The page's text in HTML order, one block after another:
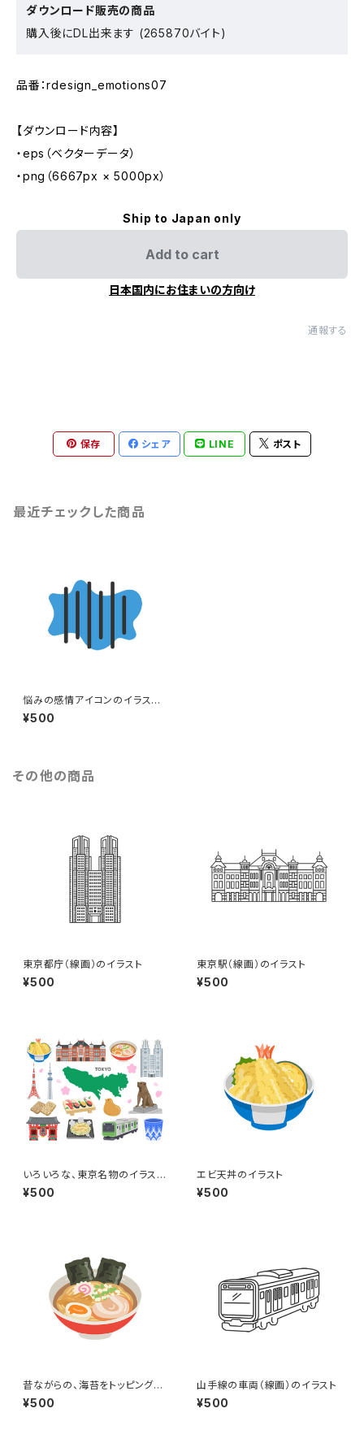
ダウンロード販売の商品
購入後にDL出来ます (265870バイト)
品番：rdesign_emotions07
【ダウンロード内容】
・eps（ベクターデータ）
・png（6667px × 5000px）
Ship to Japan only
Add to cart
日本国内にお住まいの方向け
通報する
保存 シェア LINE ポスト
最近チェックした商品
悩みの感情アイコンのイラスト
（eps+pngデータセット）
¥500
その他の商品
東京都庁（線画）のイラスト
¥500
東京駅（線画）のイラスト
¥500
いろいろな、東京名物のイラスト
セット
¥500
エビ天丼のイラスト
¥500
昔ながらの、海苔をトッピングし
た醤油ラーメンのイラスト
¥500
山手線の車両（線画）のイラスト
¥500